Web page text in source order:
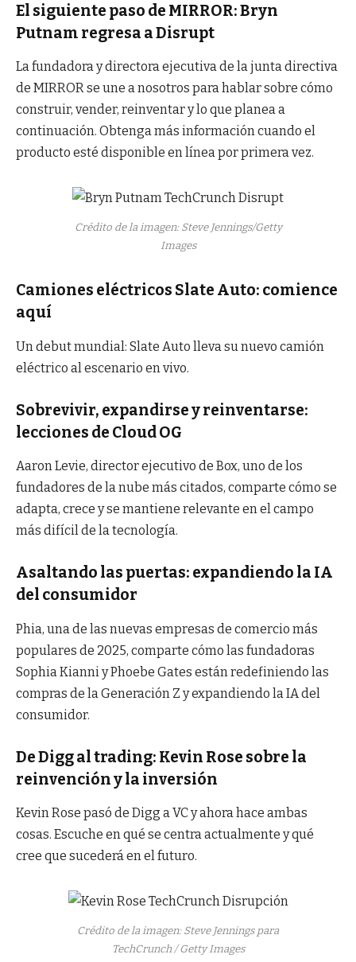
El siguiente paso de MIRROR: Bryn
Putnam regresa a Disrupt
La fundadora y directora ejecutiva de la junta directiva
de MIRROR se une a nosotros para hablar sobre cómo
construir, vender, reinventar y lo que planea a
continuación. Obtenga más información cuando el
producto esté disponible en línea por primera vez.
Crédito de la imagen: Steve Jennings/Getty
Images
Camiones eléctricos Slate Auto: comience
aquí
Un debut mundial: Slate Auto lleva su nuevo camión
eléctrico al escenario en vivo.
Sobrevivir, expandirse y reinventarse:
lecciones de Cloud OG
Aaron Levie, director ejecutivo de Box, uno de los
fundadores de la nube más citados, comparte cómo se
adapta, crece y se mantiene relevante en el campo
más difícil de la tecnología.
Asaltando las puertas: expandiendo la IA
del consumidor
Phia, una de las nuevas empresas de comercio más
populares de 2025, comparte cómo las fundadoras
Sophia Kianni y Phoebe Gates están redefiniendo las
compras de la Generación Z y expandiendo la IA del
consumidor.
De Digg al trading: Kevin Rose sobre la
reinvención y la inversión
Kevin Rose pasó de Digg a VC y ahora hace ambas
cosas. Escuche en qué se centra actualmente y qué
cree que sucederá en el futuro.
Crédito de la imagen: Steve Jennings para
TechCrunch / Getty Images